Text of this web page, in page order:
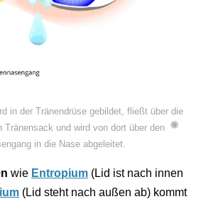
©
in der Tränendrüse gebildet, fließt über die
Tränensack und wird von dort über den
in die Nase abgeleitet.
wie Entropium (Lid ist nach innen
(Lid steht nach außen ab) kommt